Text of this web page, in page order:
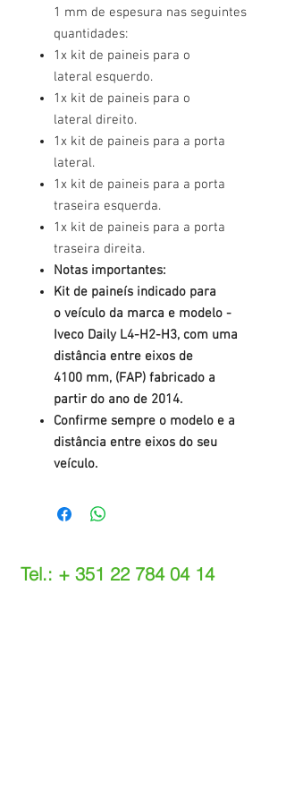
1 mm de espesura nas seguintes
quantidades:
1x kit de paineis para o
lateral esquerdo.
1x kit de paineis para o
lateral direito.
1x kit de paineis para a porta
lateral.
1x kit de paineis para a porta
traseira esquerda.
1x kit de paineis para a porta
traseira direita.
Notas importantes:
Kit de paineís indicado para
o veículo da marca e modelo -
Iveco Daily L4-H2-H3, com uma
distância entre eixos de
4100 mm, (FAP) fabricado a
partir do ano de 2014.
Confirme sempre o modelo e a
distância entre eixos do seu
veículo.
Tel.: + 351 22 784 04 14